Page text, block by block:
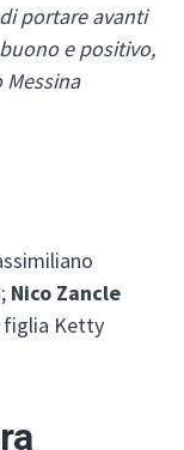
portare avanti
e positivo,
Messina
Nico Zancle
figlia Ketty